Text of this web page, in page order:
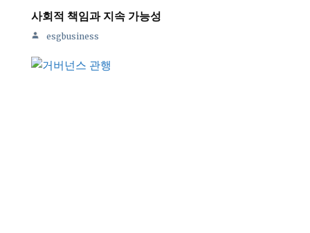
사회적 책임과 지속 가능성
esgbusiness